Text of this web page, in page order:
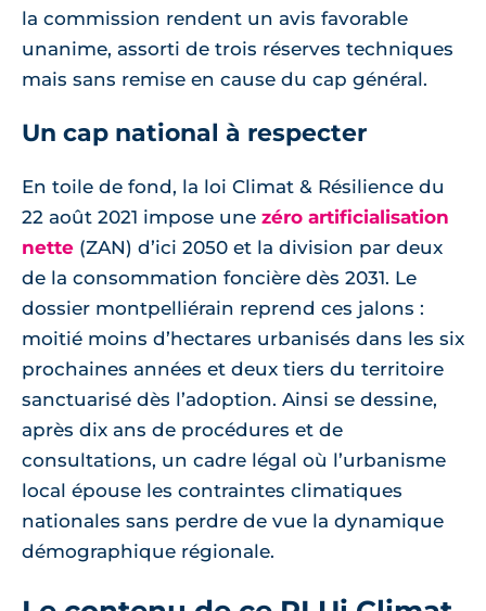
la commission rendent un avis favorable
unanime, assorti de trois réserves techniques
mais sans remise en cause du cap général.
Un cap national à respecter
En toile de fond, la loi Climat & Résilience du
22 août 2021 impose une zéro artificialisation
nette (ZAN) d’ici 2050 et la division par deux
de la consommation foncière dès 2031. Le
dossier montpelliérain reprend ces jalons :
moitié moins d’hectares urbanisés dans les six
prochaines années et deux tiers du territoire
sanctuarisé dès l’adoption. Ainsi se dessine,
après dix ans de procédures et de
consultations, un cadre légal où l’urbanisme
local épouse les contraintes climatiques
nationales sans perdre de vue la dynamique
démographique régionale.